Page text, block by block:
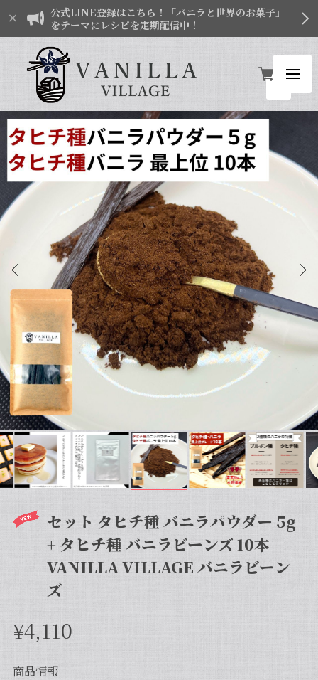
公式LINE登録はこちら！「バニラと世界のお菓子」
をテーマにレシピを定期配信中！
セット タヒチ種 バニラパウダー 5g
+ タヒチ種 バニラビーンズ 10本
VANILLA VILLAGE バニラビーン
ズ
¥4,110
商品情報